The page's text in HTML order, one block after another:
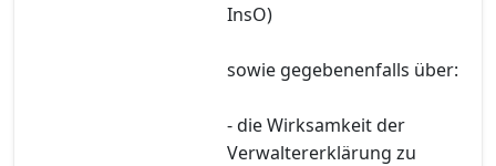
InsO)
sowie gegebenenfalls über:
- die Wirksamkeit der
Verwaltererklärung zu